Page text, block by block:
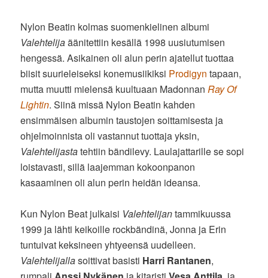
Nylon Beatin kolmas suomenkielinen albumi
Valehtelijaäänitettiin kesällä 1998 uusiutumisen
hengessä. Asikainen oli alun perin ajatellut tuottaa
biisit suurieleiseksi konemusiikiksi Prodigyn tapaan,
mutta muutti mielensä kuultuaan MadonnanRay Of
Lightin. Siinä missä Nylon Beatin kahden
ensimmäisen albumin taustojen soittamisesta ja
ohjelmoinnista oli vastannut tuottaja yksin,
Valehtelijastatehtiin bändilevy. Laulajattarille se sopi
loistavasti, sillä laajemman kokoonpanon
kasaaminen oli alun perin heidän ideansa.
Kun Nylon Beat julkaisi Valehtelijantammikuussa
1999 ja lähti keikoille rockbändinä, Jonna ja Erin
tuntuivat keksineen yhtyeensä uudelleen.
Valehtelijallasoittivat basisti Harri Rantanen,